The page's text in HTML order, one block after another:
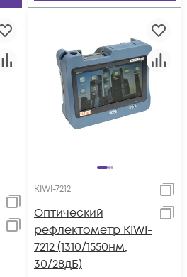
KIWI-7212
Оптический
рефлектометр KIWI-
7212 (1310/1550нм,
30/28дБ)